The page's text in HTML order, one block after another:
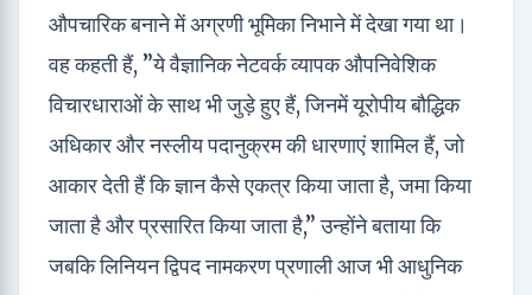
औपचारिक बनाने में अग्रणी भूमिका निभाने में देखा गया था।
वह कहती हैं, ”ये वैज्ञानिक नेटवर्क व्यापक औपनिवेशिक
विचारधाराओं के साथ भी जुड़े हुए हैं, जिनमें यूरोपीय बौद्धिक
अधिकार और नस्लीय पदानुक्रम की धारणाएं शामिल हैं, जो
आकार देती हैं कि ज्ञान कैसे एकत्र किया जाता है, जमा किया
जाता है और प्रसारित किया जाता है,” उन्होंने बताया कि
जबकि लिनियन द्विपद नामकरण प्रणाली आज भी आधुनिक